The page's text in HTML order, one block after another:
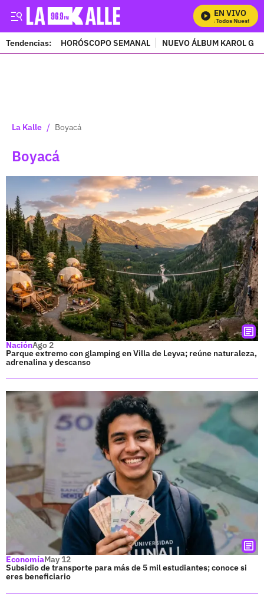
EN VIVO
Mira Todos Nuestros
Tendencias: HORÓSCOPO SEMANAL NUEVO ÁLBUM KAROL G
La Kalle / Boyacá
Boyacá
NaciónAgo 2
Parque extremo con glamping en Villa de Leyva; reúne naturaleza,
adrenalina y descanso
EconomíaMay 12
Subsidio de transporte para más de 5 mil estudiantes; conoce si
eres beneficiario